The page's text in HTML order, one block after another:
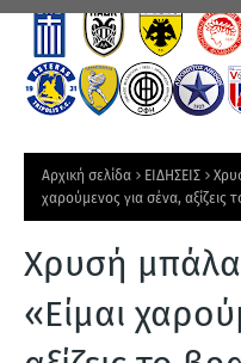
Ε
Υ
Τ
Ι
Α
Ε
Αρχική σελίδα ΕΙΔΗΣΕΙΣ
χαρούμενος για σένα, αξίζεις
Χρυσή
«Είμαι